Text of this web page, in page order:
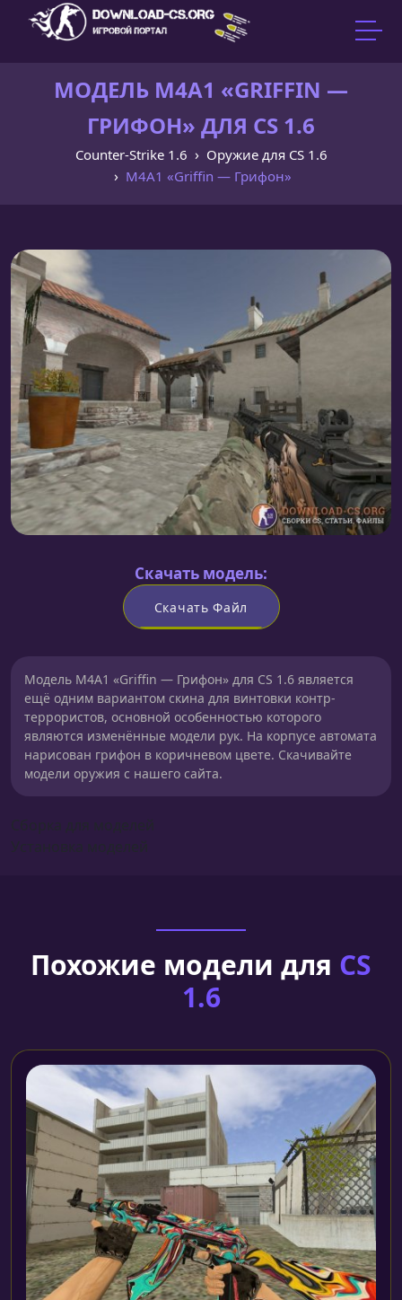
МОДЕЛЬ M4A1 «GRIFFIN —
ГРИФОН» ДЛЯ CS 1.6
Counter-Strike 1.6
Оружие для CS 1.6
M4A1 «Griffin — Грифон»
Скачать модель:
Скачать Файл
Модель M4A1 «Griffin — Грифон» для CS 1.6 является
ещё одним вариантом скина для винтовки контр-
террористов, основной особенностью которого
являются изменённые модели рук. На корпусе автомата
нарисован грифон в коричневом цвете. Скачивайте
модели оружия с нашего сайта.
Похожие модели для CS
1.6